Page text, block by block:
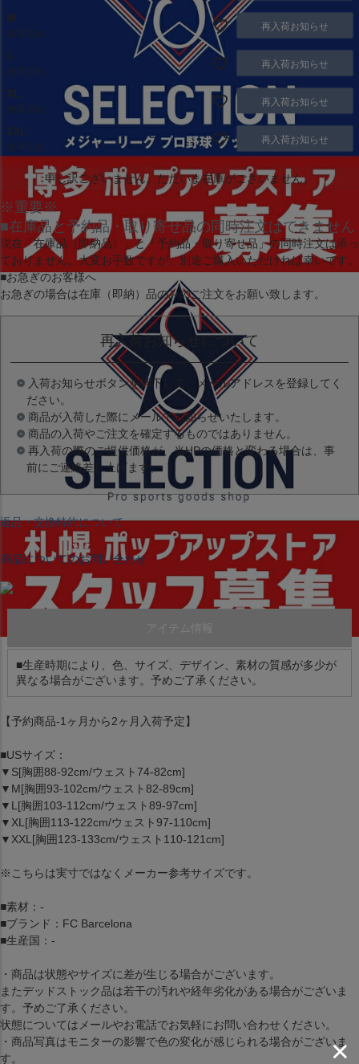
M
在庫切れ
再入荷お知らせ
L
在庫切れ
再入荷お知らせ
XL
在庫切れ
再入荷お知らせ
2XL
在庫切れ
再入荷お知らせ
申し訳ございません。ただいま在庫がございません。
※重要※
■在庫品と予約品・取り寄せ品の同時注文はできません
現在 「在庫品（即納品）」と 「予約品・取り寄せ品」の同時注文は承っ
ておりません。大変お手数ですが、別途ご購入いただければ幸いです。
■お急ぎのお客様へ
お急ぎの場合は在庫（即納）品のみのご注文をお願い致します。
再入荷お知らせについて
入荷お知らせボタンを押下して、メールアドレスを登録してく
ださい。
商品が入荷した際にメールでお知らせいたします。
商品の入荷やご注文を確定するものではありません。
再入荷の際のご提供価格が、当HPの価格と変わる場合は、事
前にご連絡差し上げます。
返品・交換特約について
商品についてのお問い合わせ
アイテム情報
■生産時期により、色、サイズ、デザイン、素材の質感が多少が
異なる場合がございます。予めご了承ください。
【予約商品-1ヶ月から2ヶ月入荷予定】
■USサイズ：
▼S[胸囲88-92cm/ウェスト74-82cm]
▼M[胸囲93-102cm/ウェスト82-89cm]
▼L[胸囲103-112cm/ウェスト89-97cm]
▼XL[胸囲113-122cm/ウェスト97-110cm]
▼XXL[胸囲123-133cm/ウェスト110-121cm]
※こちらは実寸ではなくメーカー参考サイズです。
■素材：-
■ブランド：FC Barcelona
■生産国：-
・商品は状態やサイズに差が生じる場合がございます。
またデッドストック品は若干の汚れや経年劣化がある場合がございま
す。予めご了承ください。
状態についてはメールやお電話でお気軽にお問い合わせください。
・商品写真はモニターの影響で色の変化が感じられる場合がございま
す。